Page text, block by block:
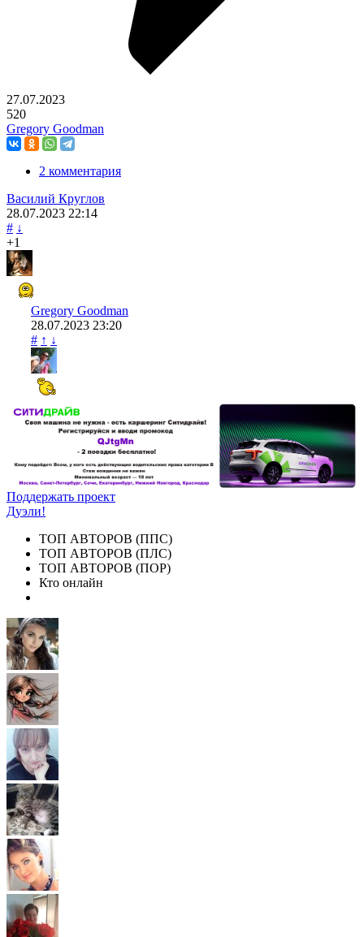
27.07.2023
520
Gregory Goodman
2 комментария
Василий Круглов
28.07.2023 22:14
# ↓
+1
Gregory Goodman
28.07.2023 23:20
# ↑ ↓
Поддержать проект
Дуэли!
ТОП АВТОРОВ (ППС)
ТОП АВТОРОВ (ПЛС)
ТОП АВТОРОВ (ПОР)
Кто онлайн